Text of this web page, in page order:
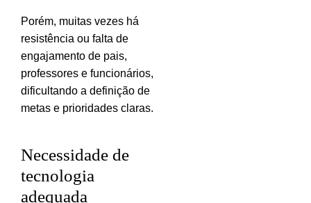
Porém, muitas vezes há
resistência ou falta de
engajamento de pais,
professores e funcionários,
dificultando a definição de
metas e prioridades claras.
Necessidade de
tecnologia
adequada